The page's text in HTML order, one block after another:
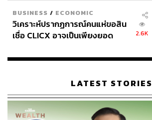
BUSINESS / ECONOMIC
วิเคราะห์ปรากฏการณ์คนแห่ขอสิน
เชื่อ CLICX อาจเป็นเพียงยอด
เรือนไทยที่ถูกซุกไว้
2.6K
LATEST STORIES